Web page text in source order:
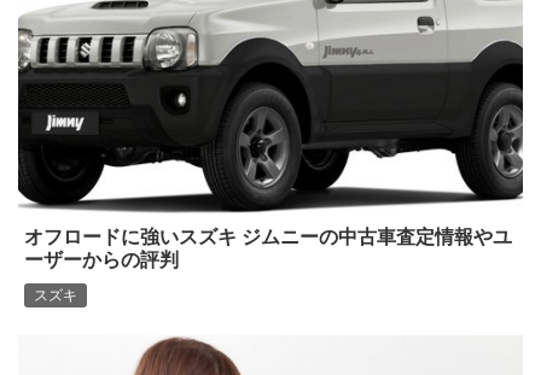
オフロードに強いスズキ ジムニーの中古車査定情報やユ
ーザーからの評判
スズキ